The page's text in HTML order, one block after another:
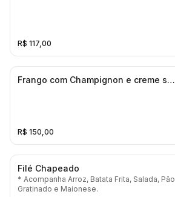
R$ 117,00
Frango com Champignon e creme se
R$ 150,00
Filé Chapeado
* Acompanha Arroz, Batata Frita, Salada, Pão
Gratinado e Maionese.